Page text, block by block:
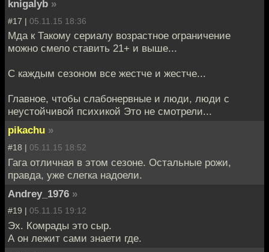
knigalyb »
#17 | 05.11.15 18:36
Мда к Такому сериалу возрастное ограничение
можно смело ставить 21+ и выше...
С каждым сезоном все жестче и жестче...
Главное, чтобы слабонервные и люди, люди с
неустойчивой психикой Это не смотрели...
pikachu »
#18 | 05.11.15 18:52
Гага отличная в этом сезоне. Остальные рожи,
правда, уже слегка надоели.
Andrey_1976 »
#19 | 05.11.15 19:12
Эх. Комрады это сыр.
А он лежит сами знаети где.